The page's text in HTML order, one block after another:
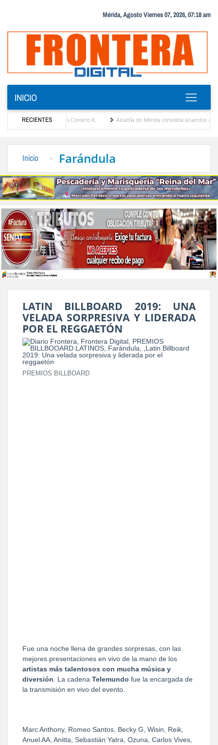
Mérida, Agosto Viernes 07, 2026, 07:18 am
INICIO
RECIENTES
Eugenia Febres Cordero R.
Alcaldía de Mérida consolida acuerdos con
Inicio Farándula
LATIN BILLBOARD 2019: UNA
VELADA SORPRESIVA Y LIDERADA
POR EL REGGAETÓN
PREMIOS BILLBOARD
Fue una noche llena de grandes sorpresas, con las
mejores presentaciones en vivo de la mano de los
artistas más talentosos con mucha música y
diversión . La cadena Telemundo fue la encargada de
la transmisión en vivo del evento.
Marc Anthony, Romeo Santos, Becky G, Wisin, Reik,
Anuel AA, Anitta, Sebastián Yatra, Ozuna, Carlos Vives,